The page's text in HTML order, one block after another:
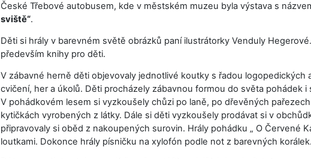
České Třebové autobusem, kde v městském muzeu byla výstava s
sviště“.
Děti si hrály v barevném světě obrázků paní ilustrátorky Venduly
především knihy pro děti.
V zábavné herně děti objevovaly jednotlivé koutky s řadou logopedických
cvičení, her a úkolů. Děti procházely zábavnou formou do světa pohádek i
V pohádkovém lesem si vyzkoušely chůzi po laně, po dřevěných
kytičkách vyrobených z látky. Dále si děti vyzkoušely prodávat si v
připravovaly si oběd z nakoupených surovin. Hrály pohádku „ O Červené
loutkami. Dokonce hrály písničku na xylofón podle not z barevných korálek.